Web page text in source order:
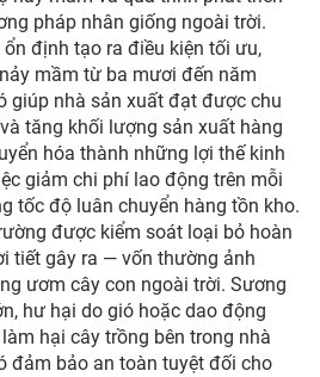
pháp nhân giống ngoài trời.
định tạo ra điều kiện tối ưu,
mầm từ ba mươi đến năm
giúp nhà sản xuất đạt được chu
tăng khối lượng sản xuất hàng
hóa thành những lợi thế kinh
giảm chi phí lao động trên mỗi
tốc độ luân chuyển hàng tồn kho.
được kiểm soát loại bỏ hoàn
tiết gây ra — vốn thường ảnh
ươm cây con ngoài trời. Sương
hư hại do gió hoặc dao động
hại cây trồng bên trong nhà
đảm bảo an toàn tuyệt đối cho